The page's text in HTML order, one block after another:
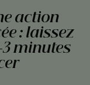
action
: laissez
minutes